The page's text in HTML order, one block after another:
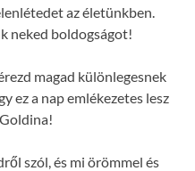
az életünkben.
neked boldogságot!
magad különlegesnek
ez a nap emlékezetes lesz
szól, és mi örömmel és